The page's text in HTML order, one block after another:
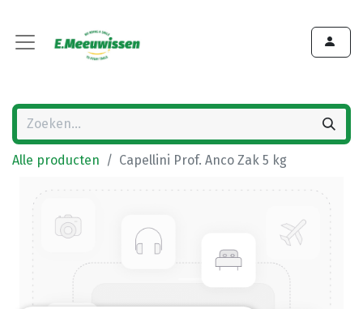
Alle producten Capellini Prof. Anco Zak 5 kg